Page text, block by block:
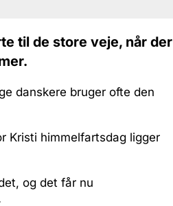
til de store veje, når der
danskere bruger ofte den
Kristi himmelfartsdag ligger
og det får nu